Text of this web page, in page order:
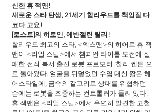
신한 휴 잭맨!
새로운 스타 탄생, 21세기 할리우드를 책임질 다
코다 고요!
[로스트]의 히로인, 에반젤린 릴리!
할리우드 최고의 스타, <엑스맨>의 히어로 휴 잭
맨이 <리얼 스틸>에서 챔피언 타이틀 도전에 실
패한 전직 복서 출신 로봇 프로모터 ‘찰리 켄튼’으
로 돌아왔다. 얼굴을 뒤덮었던 수염 대신 짧은 헤
어스타일에, 금속의 갈고리로 상대를 위협하던
손에는 로봇을 조종하는 컨트롤러가 들려 있다.
휴 잭맨은 <리얼 스틸>에서 우연히 발견한 고철